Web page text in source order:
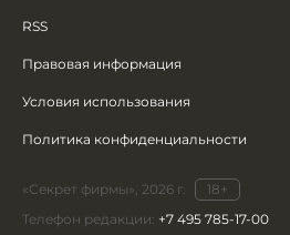
RSS
Правовая информация
Условия использования
Политика конфиденциальности
«Секрет фирмы», 2026 г.
18+
Телефон редакции: +7 495 785-17-00